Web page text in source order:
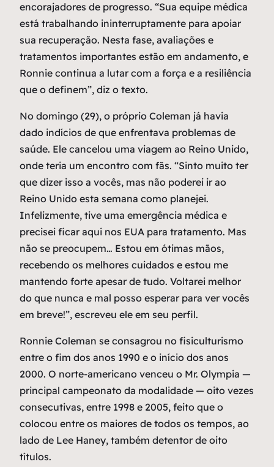
encorajadores de progresso. “Sua equipe médica
está trabalhando ininterruptamente para apoiar
sua recuperação. Nesta fase, avaliações e
tratamentos importantes estão em andamento, e
Ronnie continua a lutar com a força e a resiliência
que o definem”, diz o texto.
No domingo (29), o próprio Coleman já havia
dado indícios de que enfrentava problemas de
saúde. Ele cancelou uma viagem ao Reino Unido,
onde teria um encontro com fãs. “Sinto muito ter
que dizer isso a vocês, mas não poderei ir ao
Reino Unido esta semana como planejei.
Infelizmente, tive uma emergência médica e
precisei ficar aqui nos EUA para tratamento. Mas
não se preocupem… Estou em ótimas mãos,
recebendo os melhores cuidados e estou me
mantendo forte apesar de tudo. Voltarei melhor
do que nunca e mal posso esperar para ver vocês
em breve!”, escreveu ele em seu perfil.
Ronnie Coleman se consagrou no fisiculturismo
entre o fim dos anos 1990 e o início dos anos
2000. O norte-americano venceu o Mr. Olympia —
principal campeonato da modalidade — oito vezes
consecutivas, entre 1998 e 2005, feito que o
colocou entre os maiores de todos os tempos, ao
lado de Lee Haney, também detentor de oito
títulos.